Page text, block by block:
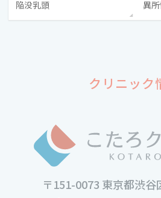
陥没乳頭 異
クリニック
〒151-0073 東京都渋谷